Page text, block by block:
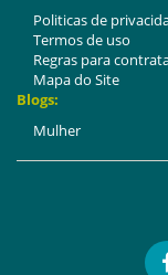
Politicas de
Termos de uso
Regras para
Mapa do Site
Blogs:
Mulher